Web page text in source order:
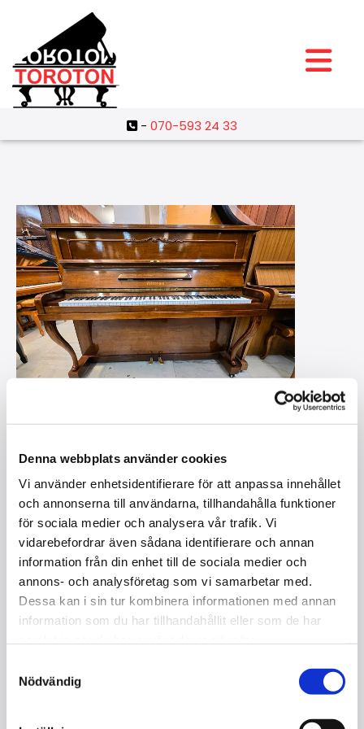
Denna webbplats använder cookies
Vi använder enhetsidentifierare för att anpassa innehållet
och annonserna till användarna, tillhandahålla funktioner
för sociala medier och analysera vår trafik. Vi
vidarebefordrar även sådana identifierare och annan
information från din enhet till de sociala medier och
annons- och analysföretag som vi samarbetar med.
Dessa kan i sin tur kombinera informationen med annan
information som du har tillhandahållit eller som de har
Nödvändig
- 070-593 24 33
BLÜTHNER 120, VALNÖT
I lager
Kontakta oss
Storlek : 120 cm
Mekanik : Blüthner
Tangenter : 85
Kvalitet : Helrenoverad